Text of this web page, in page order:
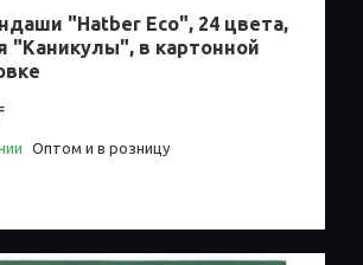
"Hatber Eco", 24 цвета,
"Каникулы", в картонной
Оптом и в розницу